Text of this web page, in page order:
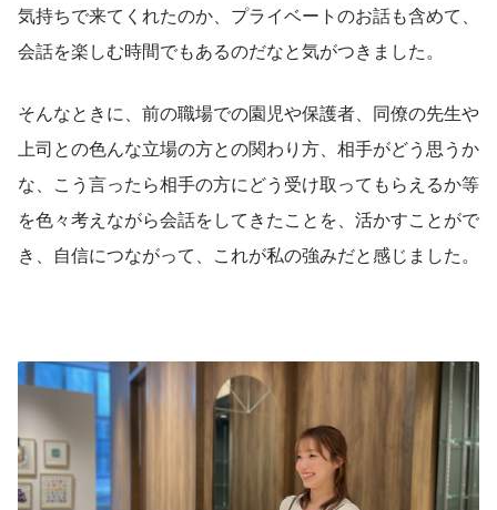
気持ちで来てくれたのか、プライベートのお話も含めて、
会話を楽しむ時間でもあるのだなと気がつきました。
そんなときに、前の職場での園児や保護者、同僚の先生や
上司との色んな立場の方との関わり方、相手がどう思うか
な、こう言ったら相手の方にどう受け取ってもらえるか等
を色々考えながら会話をしてきたことを、活かすことがで
き、自信につながって、これが私の強みだと感じました。